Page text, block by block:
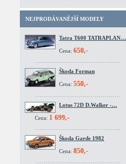
NEJPRODÁVANĚJŠÍ MODELY
Tatra T600 TATRAPLAN…
Cena: 650,-
Škoda Forman
Cena: 550,-
Lotus 72D D.Walker -…
Cena: 1 699,-
Škoda Garde 1982
Cena: 850,-